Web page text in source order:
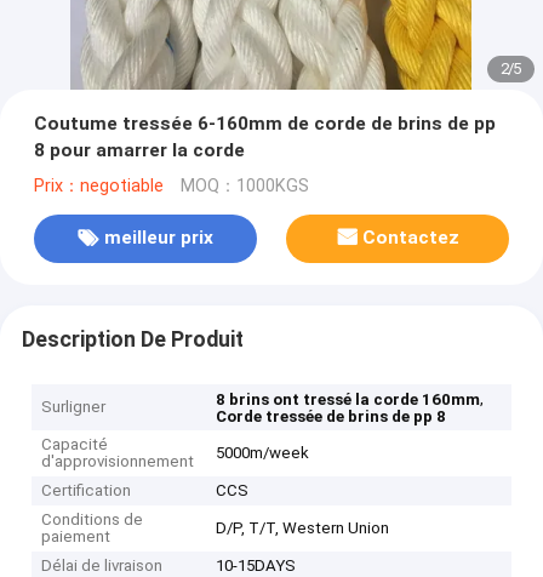
2/5
Coutume tressée 6-160mm de corde de brins de pp
8 pour amarrer la corde
Prix：negotiable MOQ：1000KGS
meilleur prix Contactez
Description De Produit
Surligner 8 brins ont tressé la corde 160mm,
Corde tressée de brins de pp 8
Capacité
d'approvisionnement
5000m/week
Certification
CCS
Conditions de
paiement
D/P, T/T, Western Union
Délai de livraison
10-15DAYS